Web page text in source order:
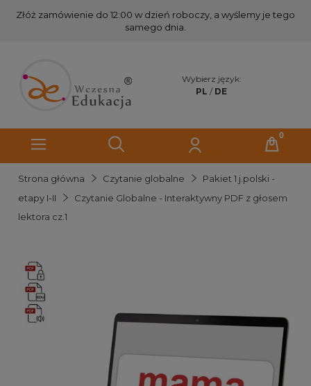
Złóż zamówienie do 12:00 w dzień roboczy, a wyślemy je tego
samego dnia.
Wybierz język:
PL / DE
Strona główna Czytanie globalne
Pakiet 1 j.polski -
etapy I-II
Czytanie Globalne - Interaktywny PDF z głosem
lektora cz.1